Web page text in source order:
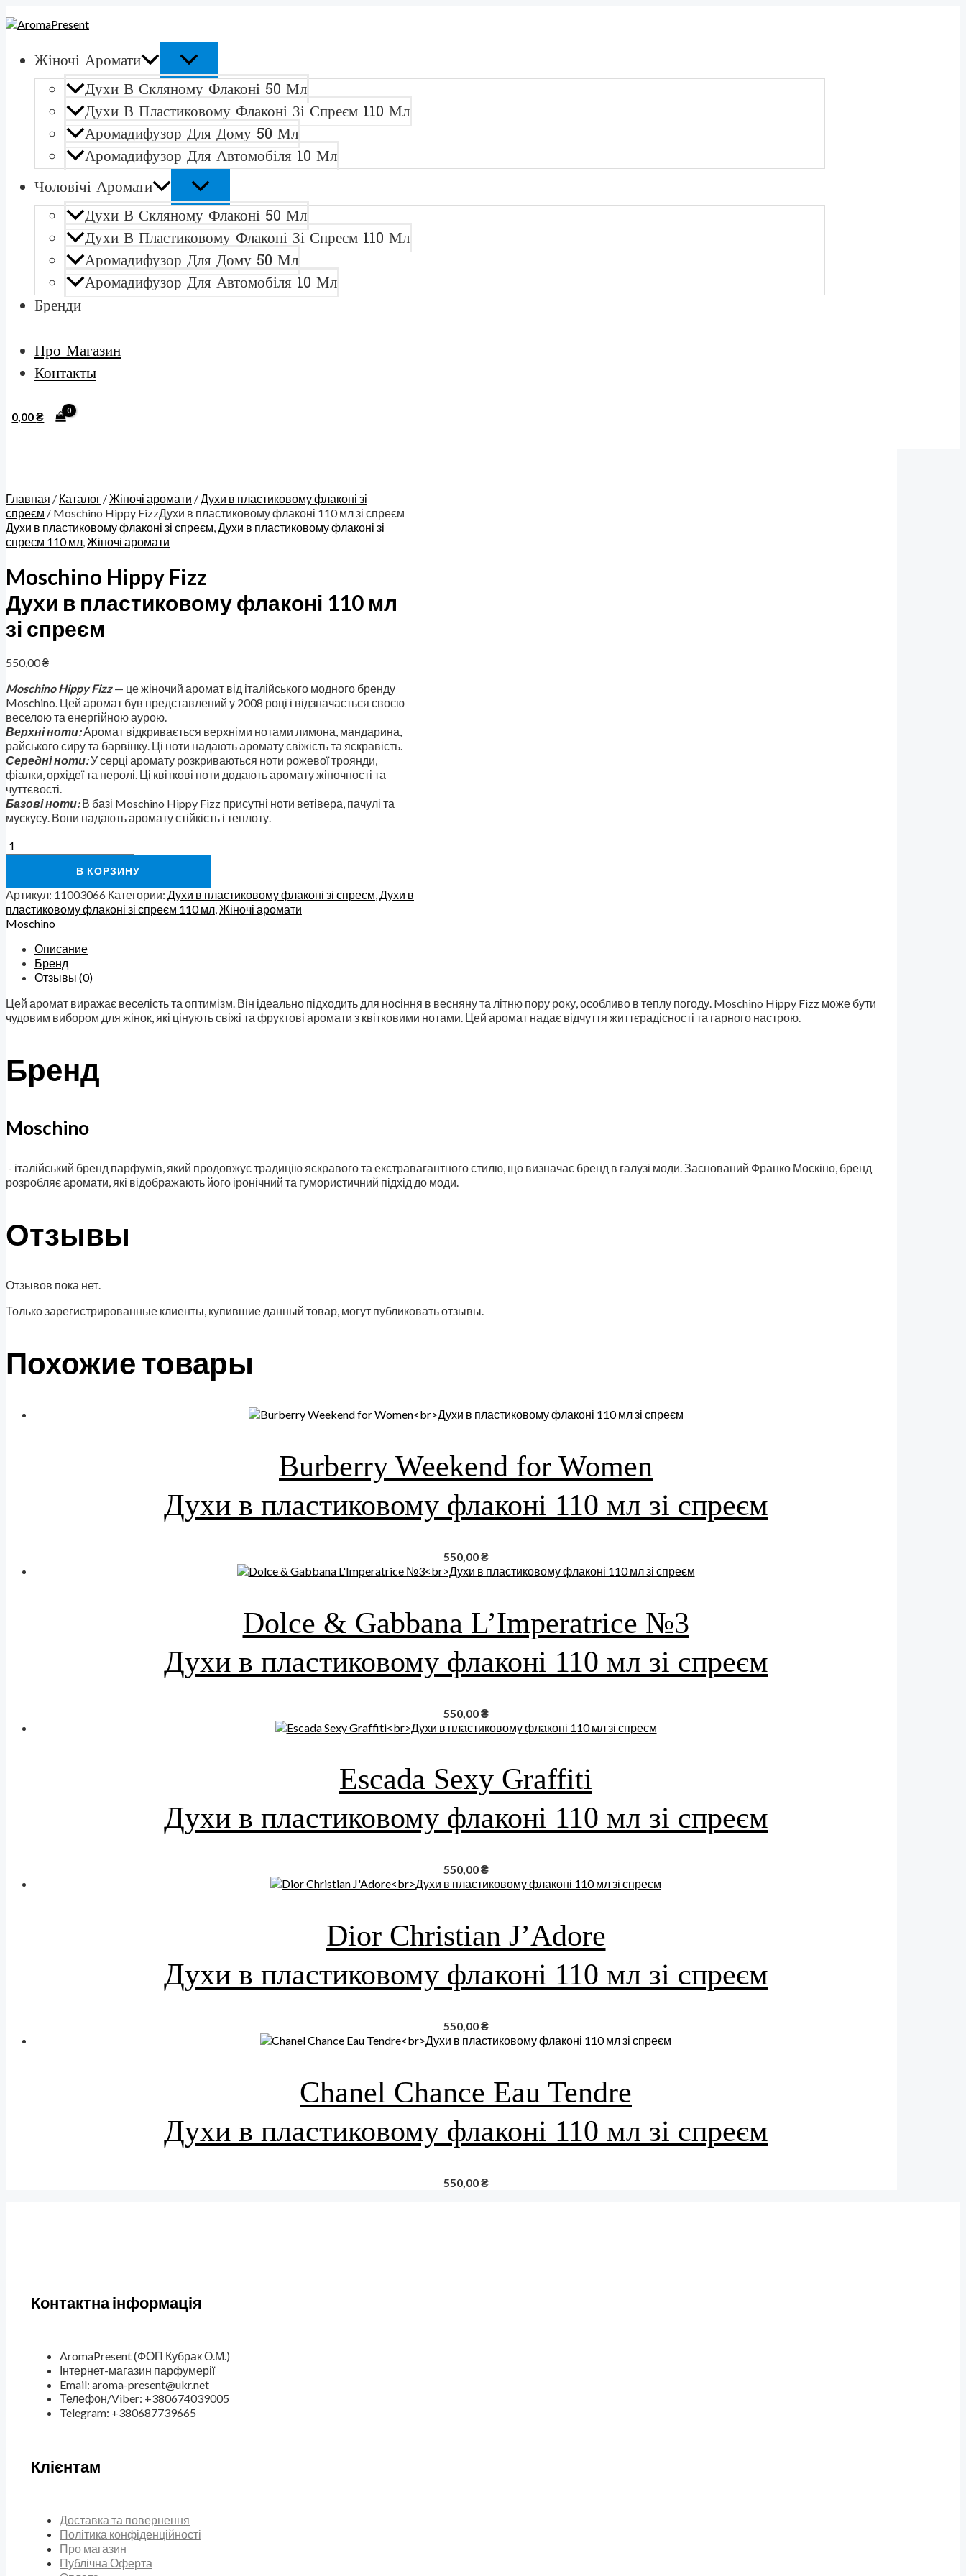
к
содержимому
Жіночі Аромати
Духи В Скляному Флаконі 50 Мл
Духи В Пластиковому Флаконі Зі Спреєм 110 Мл
Аромадифузор Для Дому 50 Мл
Аромадифузор Для Автомобіля 10 Мл
Чоловічі Аромати
Духи В Скляному Флаконі 50 Мл
Духи В Пластиковому Флаконі Зі Спреєм 110 Мл
Аромадифузор Для Дому 50 Мл
Аромадифузор Для Автомобіля 10 Мл
Бренди
Про Магазин
Контакты
0,00₴
Главная / Каталог /Жіночі аромати /Духи в пластиковому флаконі зі
спреєм / Moschino Hippy FizzДухи в пластиковому флаконі 110 мл зі спреєм
Духи в пластиковому флаконі зі спреєм,Духи в пластиковому флаконі зі
спреєм 110 мл,Жіночі аромати
Moschino Hippy Fizz
Духи в пластиковому флаконі 110 мл
зі спреєм
550,00₴
Moschino Hippy Fizz — це жіночий аромат від італійського модного бренду
Moschino. Цей аромат був представлений у 2008 році і відзначається своєю
веселою та енергійною аурою.
Верхні ноти:Аромат відкривається верхніми нотами лимона, мандарина,
райського сиру та барвінку. Ці ноти надають аромату свіжість та яскравість.
Середні ноти:У серці аромату розкриваються ноти рожевої троянди,
фіалки, орхідеї та неролі. Ці квіткові ноти додають аромату жіночності та
чуттєвості.
Базові ноти:В базі Moschino Hippy Fizz присутні ноти ветівера, пачулі та
мускусу. Вони надають аромату стійкість і теплоту.
товара
Moschino
FizzДухи
пластиковому
В КОРЗИНУ
Артикул: 11003066 Категории: Духи в пластиковому флаконі зі спреєм,Духи в
пластиковому флаконі зі спреєм 110 мл,Жіночі аромати
Moschino
Описание
Бренд
Отзывы (0)
Цей аромат виражає веселість та оптимізм. Він ідеально підходить для носіння в весняну та літню пору року, особливо в теплу погоду. Moschino Hippy Fizz може бути
чудовим вибором для жінок, які цінують свіжі та фруктові аромати з квітковими нотами. Цей аромат надає відчуття життєрадісності та гарного настрою.
Бренд
Moschino
- італійський бренд парфумів, який продовжує традицію яскравого та екстравагантного стилю, що визначає бренд в галузі моди. Заснований Франко Москіно, бренд
розробляє аромати, які відображають його іронічний та гумористичний підхід до моди.
Отзывы
Отзывов пока нет.
Только зарегистрированные клиенты, купившие данный товар, могут публиковать отзывы.
Похожие товары
Burberry Weekend for Women
Духи в пластиковому флаконі 110 мл зі спреєм
550,00₴
Dolce & Gabbana L’Imperatrice №3
Духи в пластиковому флаконі 110 мл зі спреєм
550,00₴
Escada Sexy Graffiti
Духи в пластиковому флаконі 110 мл зі спреєм
550,00₴
Dior Christian J’Adore
Духи в пластиковому флаконі 110 мл зі спреєм
550,00₴
Chanel Chance Eau Tendre
Духи в пластиковому флаконі 110 мл зі спреєм
550,00₴
Контактна інформація
AromaPresent (ФОП Кубрак О.М.)
Інтернет-магазин парфумерії
Email: aroma-present@ukr.net
Телефон/Viber: +380674039005
Telegram: +380687739665
Клієнтам
Доставка та повернення
Політика конфіденційності
Про магазин
Публічна Оферта